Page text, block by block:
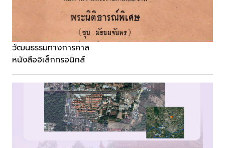
วัฒนธรรมทางการศาล
หนังสืออิเล็กทรอนิกส์